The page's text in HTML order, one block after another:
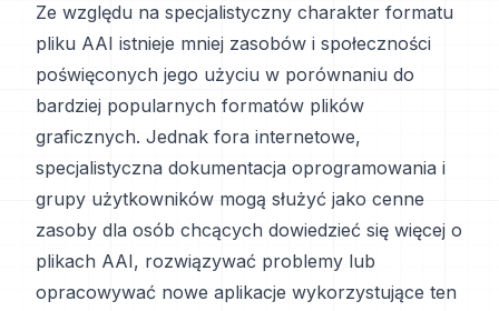
Ze względu na specjalistyczny charakter formatu
pliku AAI istnieje mniej zasobów i społeczności
poświęconych jego użyciu w porównaniu do
bardziej popularnych formatów plików
graficznych. Jednak fora internetowe,
specjalistyczna dokumentacja oprogramowania i
grupy użytkowników mogą służyć jako cenne
zasoby dla osób chcących dowiedzieć się więcej o
plikach AAI, rozwiązywać problemy lub
opracowywać nowe aplikacje wykorzystujące ten